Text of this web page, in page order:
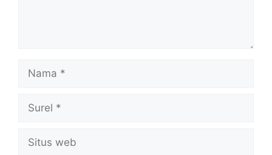
Nama
Surel
Situs
web